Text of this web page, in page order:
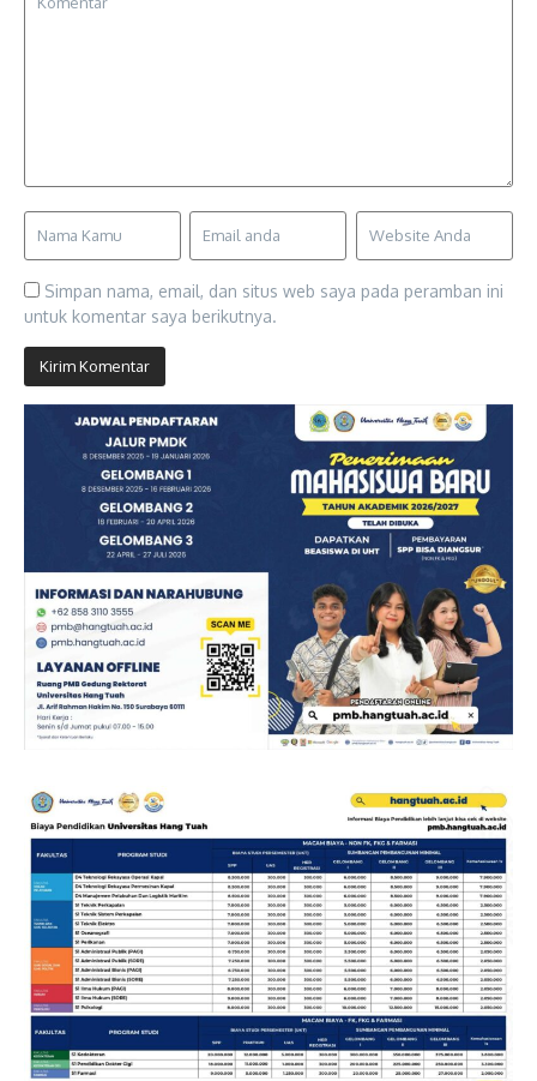
Simpan nama, email, dan situs web saya pada peramban ini
untuk komentar saya berikutnya.